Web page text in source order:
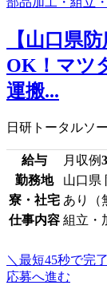
【山口県
OK！マツ
運搬...
日研トータルソ
給与 月収例
勤務地
山口県
寮・社宅 あり（
仕事内容 組立・
＼最短45秒で完
応募へ進む